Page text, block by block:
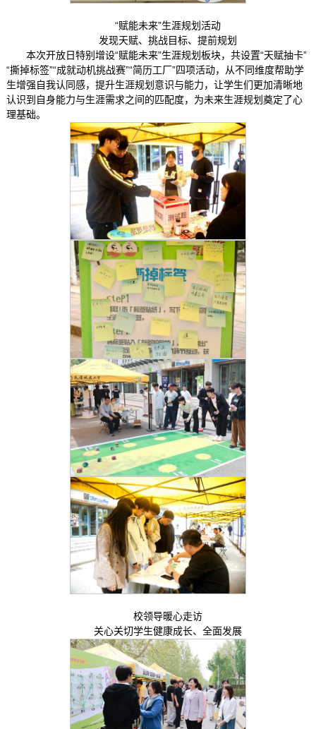
“赋能未来”生涯规划活动
发现天赋、挑战目标、提前规划
本次开放日特别增设“赋能未来”生涯规划板块，共设置“天赋抽卡”
“撕掉标签”“成就动机挑战赛”“简历工厂”四项活动，从不同维度帮助学
生增强自我认同感，提升生涯规划意识与能力，让学生们更加清晰地
认识到自身能力与生涯需求之间的匹配度，为未来生涯规划奠定了心
理基础。
校领导暖心走访
关心关切学生健康成长、全面发展